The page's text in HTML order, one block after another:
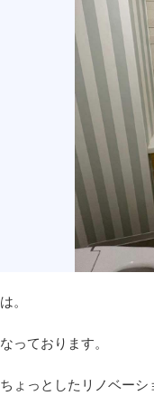
。
っております。
ょっとしたリノベーシ